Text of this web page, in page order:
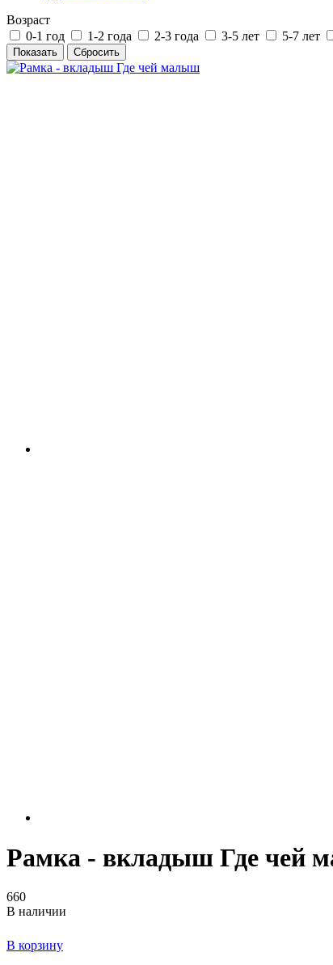
Возраст
0-1 год
1-2 года 2-3 года 3-5 лет 5-7 лет
Рамка - вкладыш Где чей
660
В наличии
В корзину